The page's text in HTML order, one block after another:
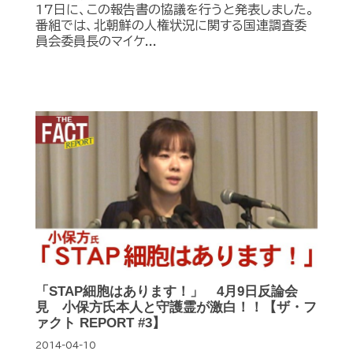
17日に、この報告書の協議を行うと発表しました。
番組では、北朝鮮の人権状況に関する国連調査委
員会委員長のマイケ...
「STAP細胞はあります！」 4月9日反論会
見 小保方氏本人と守護霊が激白！！【ザ・フ
ァクト REPORT #3】
2014-04-10